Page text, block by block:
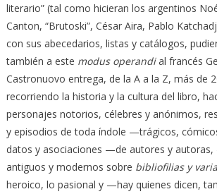
literario” (tal como hicieran los argentinos
Canton, “Brutoski”, César Aira, Pablo
con sus abecedarios, listas y catálogos,
también a este modus operandial francés
Castronuovo entrega, de la A a la Z, más de
recorriendo la historia y la cultura del libro,
personajes notorios, célebres y anónimos,
y episodios de toda índole —trágicos,
datos y asociaciones —de autores y autoras,
antiguos y modernos sobre bibliofilias y
heroico, lo pasional y —hay quienes dicen,